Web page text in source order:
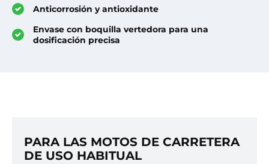
Anticorrosión y antioxidante
Envase con boquilla vertedora para una
dosificación precisa
PARA LAS MOTOS DE CARRETERA
DE USO HABITUAL